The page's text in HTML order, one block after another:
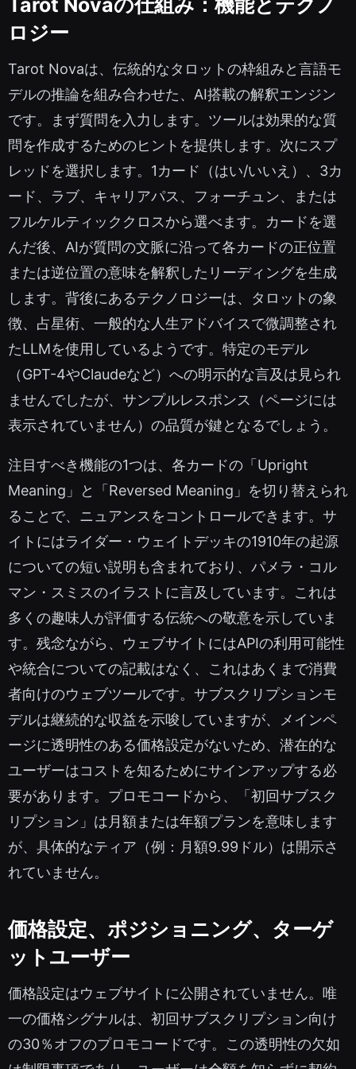
ロジー
Tarot Novaは、伝統的なタロットの枠組みと言語モ
デルの推論を組み合わせた、AI搭載の解釈エンジン
です。まず質問を入力します。ツールは効果的な質
問を作成するためのヒントを提供します。次にスプ
レッドを選択します。1カード（はい/いいえ）、3カ
ード、ラブ、キャリアパス、フォーチュン、または
フルケルティッククロスから選べます。カードを選
んだ後、AIが質問の文脈に沿って各カードの正位置
または逆位置の意味を解釈したリーディングを生成
します。背後にあるテクノロジーは、タロットの象
徴、占星術、一般的な人生アドバイスで微調整され
たLLMを使用しているようです。特定のモデル
（GPT-4やClaudeなど）への明示的な言及は見られ
ませんでしたが、サンプルレスポンス（ページには
表示されていません）の品質が鍵となるでしょう。
注目すべき機能の1つは、各カードの「Upright
Meaning」と「Reversed Meaning」を切り替えられ
ることで、ニュアンスをコントロールできます。サ
イトにはライダー・ウェイトデッキの1910年の起源
についての短い説明も含まれており、パメラ・コル
マン・スミスのイラストに言及しています。これは
多くの趣味人が評価する伝統への敬意を示していま
す。残念ながら、ウェブサイトにはAPIの利用可能性
や統合についての記載はなく、これはあくまで消費
者向けのウェブツールです。サブスクリプションモ
デルは継続的な収益を示唆していますが、メインペ
ージに透明性のある価格設定がないため、潜在的な
ユーザーはコストを知るためにサインアップする必
要があります。プロモコードから、「初回サブスク
リプション」は月額または年額プランを意味します
が、具体的なティア（例：月額9.99ドル）は開示さ
れていません。
価格設定、ポジショニング、ターゲ
ットユーザー
価格設定はウェブサイトに公開されていません。唯
一の価格シグナルは、初回サブスクリプション向け
の30％オフのプロモコードです。この透明性の欠如